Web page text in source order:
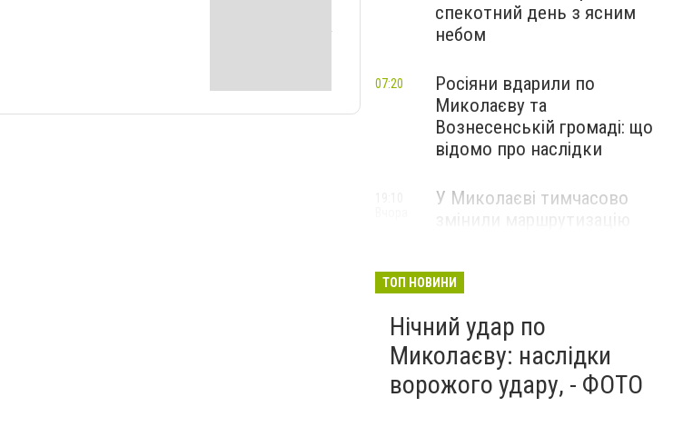
спекотний день з ясним
небом
Росіяни вдарили по
Миколаєву та
Вознесенській громаді: що
відомо про наслідки
07:20
У Миколаєві тимчасово
ТОП НОВИНИ
Нічний удар по
Миколаєву: наслідки
ворожого удару, - ФОТО